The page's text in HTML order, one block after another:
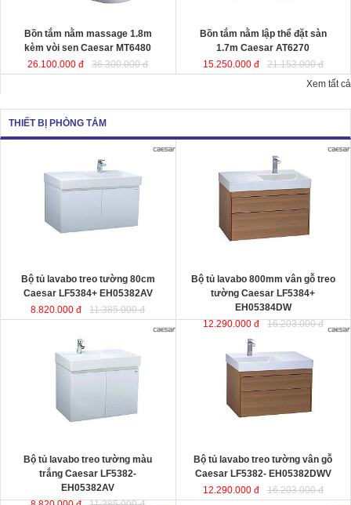
Bồn tắm nằm massage 1.8m
kèm vòi sen Caesar MT6480
26.100.000 đ
36.300.000 đ
Bồn tắm nằm lập thể đặt sàn
1.7m Caesar AT6270
15.250.000 đ
21.153.000 đ
Xem tất cả
THIẾT BỊ PHÒNG TẮM
Caesar LF5384+ EH05382AV
thiết kế đầy cảm hứng và sáng tạo
theo phong cách tối giản hiện đại.
không gian phòng tắm.
Bộ tủ lavabo treo tường 80cm
Caesar LF5384+ EH05382AV
8.820.000 đ
11.385.000 đ
Bộ tủ lavabo 800mm vân gỗ treo
tường Caesar LF5384+
EH05384DW
được thiết kế đầy cảm
hứng và sáng tạo theo phong cách
tối giản hiện đại. Thể hiện chất
lượng thẩm mỹ của không gian
phòng tắm.
Bộ tủ lavabo 800mm vân gỗ treo
tường Caesar LF5384+
EH05384DW
12.290.000 đ
16.203.000 đ
Bộ tủ lavabo treo tường màu trắng
Caesar LF5382- EH05382AV
thiết kế đầy cảm hứng và sáng tạo
theo phong cách tối giản hiện đại.
: 500x800x100 mm.
Bộ tủ lavabo treo tường màu
trắng Caesar LF5382-
EH05382AV
Caesar LF5382-
EH05382DWV đ
ược thiết kế đầy
cảm hứng và sáng tạo theo phong
cách tối giản hiện đại. Thể hiện chất
lượng thẩm mỹ của không gian
Bộ tủ lavabo treo tường vân gỗ
Caesar LF5382- EH05382DWV
12.290.000 đ
16.203.000 đ